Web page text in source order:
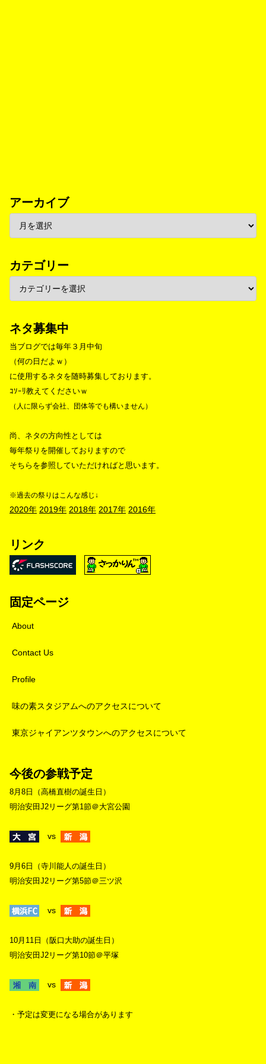
アーカイブ
カテゴリー
ネタ募集中
当ブログでは毎年３月中旬
（何の日だよｗ）
に使用するネタを随時募集しております。
ｺｿｰﾘ教えてくださいｗ
（人に限らず会社、団体等でも構いません）
尚、ネタの方向性としては
毎年祭りを開催しておりますので
そちらを参照していただければと思います。
※過去の祭りはこんな感じ↓
2020年 2019年 2018年 2017年 2016年
リンク
固定ページ
About
Contact Us
Profile
味の素スタジアムへのアクセスについて
東京ジャイアンツタウンへのアクセスについて
今後の参戦予定
8月8日（高橋直樹の誕生日）
明治安田J2リーグ第1節＠大宮公園
vs
9月6日（寺川能人の誕生日）
明治安田J2リーグ第5節＠三ツ沢
vs
10月11日（阪口大助の誕生日）
明治安田J2リーグ第10節＠平塚
vs
・予定は変更になる場合があります